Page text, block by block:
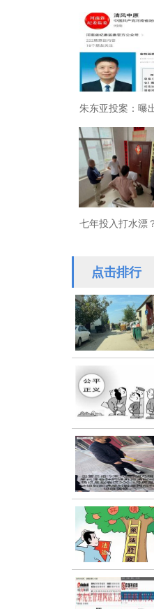
·拥军助老进社区
朱东亚投案：曝
乡顶着35项违法行
捕捞”港商
七年投入打水漂
点击排行